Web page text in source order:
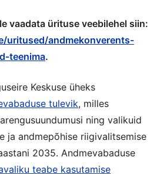
vaadata ürituse veebilehel siin:
uritused/andmekonverents-
teenima.
Keskuse üheks
tulevik, milles
ning valikuid
ja andmepõhise riigivalitsemise
2035. Andmevabaduse
teabe kasutamise